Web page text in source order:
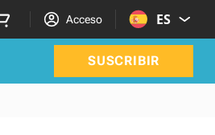
Acceso ES
SUSCRIBIR